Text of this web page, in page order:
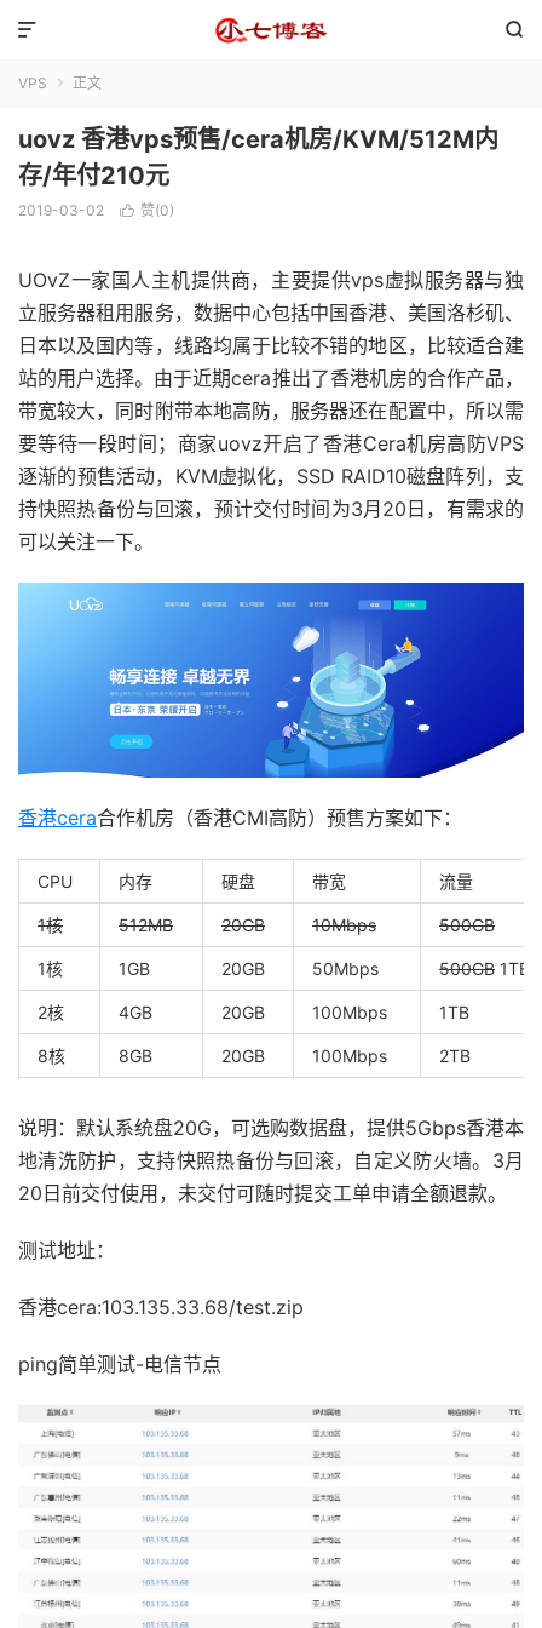


VPS  正文
uovz 香港vps预售/cera机房/KVM/512M内
存/年付210元
2019-03-02  赞(0)
UOvZ一家国人主机提供商，主要提供vps虚拟服务器与独
立服务器租用服务，数据中心包括中国香港、美国洛杉矶、
日本以及国内等，线路均属于比较不错的地区，比较适合建
站的用户选择。由于近期cera推出了香港机房的合作产品，
带宽较大，同时附带本地高防，服务器还在配置中，所以需
要等待一段时间；商家uovz开启了香港Cera机房高防VPS
逐渐的预售活动，KVM虚拟化，SSD RAID10磁盘阵列，支
持快照热备份与回滚，预计交付时间为3月20日，有需求的
可以关注一下。
香港cera合作机房（香港CMI高防）预售方案如下：
CPU 内存 硬盘 带宽 流量
1核 512MB 20GB 10Mbps 500GB
1核 1GB 20GB 50Mbps 500GB 1TB
2核 4GB 20GB 100Mbps 1TB
8核 8GB 20GB 100Mbps 2TB
说明：默认系统盘20G，可选购数据盘，提供5Gbps香港本
地清洗防护，支持快照热备份与回滚，自定义防火墙。3月
20日前交付使用，未交付可随时提交工单申请全额退款。
测试地址：
香港cera:103.135.33.68/test.zip
ping简单测试-电信节点